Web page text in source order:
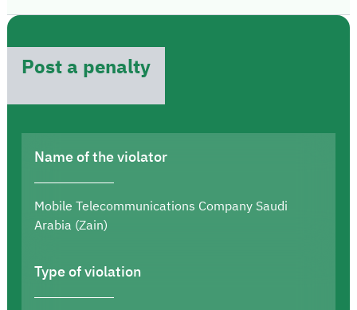
Post a penalty
Name of the violator
Mobile Telecommunications Company Saudi
Arabia (Zain)
Type of violation